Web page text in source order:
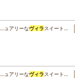
…ュアリーなヴィラスイート…
…ュアリーなヴィラスイート…